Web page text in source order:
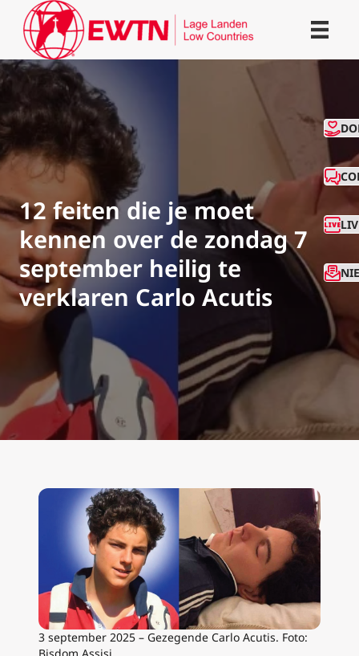
12 feiten die je moet
kennen over de zondag 7
september heilig te
verklaren Carlo Acutis
3 september 2025 – Gezegende Carlo Acutis. Foto: